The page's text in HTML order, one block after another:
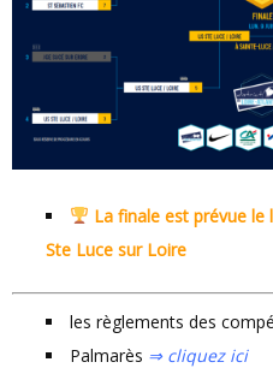
La finale est prévue le
Ste Luce sur Loire
les règlements des
Palmarès ⇒ cliquez ici